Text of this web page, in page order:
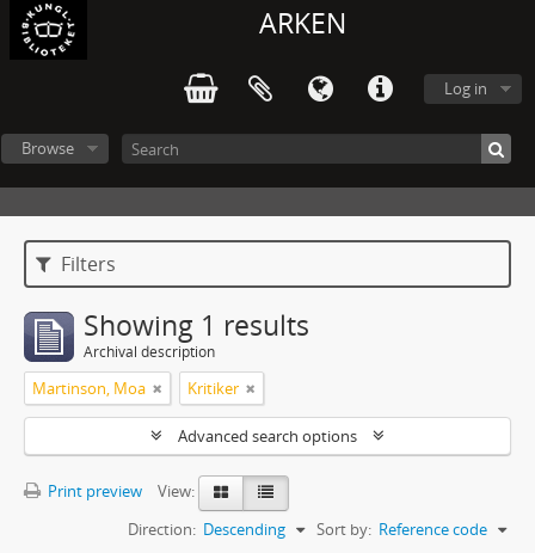
ARKEN
Log in
Browse
Filters
Showing 1 results
Archival description
Martinson, Moa Kritiker
Advanced search options
Print preview
View:
Sort by: Reference code
Direction: Descending